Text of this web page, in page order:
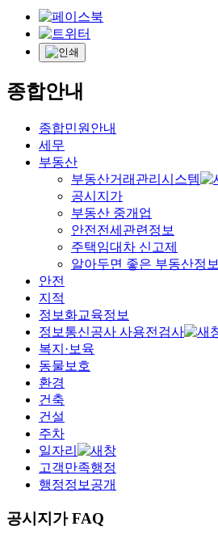
종합안내
종합민원안내
세무
부동산
부동산거래관리시스템
공시지가
부동산 중개업
안전전세관련정보
주택임대차 신고제
알아두면 좋은 부동산정보
안전
지적
정보화교육정보
정보통신공사 사용전검사
복지·보육
동물보호
환경
건축
건설
주차
일자리
고객만족행정
행정정보공개
공시지가 FAQ